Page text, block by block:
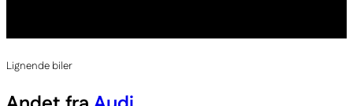
Lignende biler